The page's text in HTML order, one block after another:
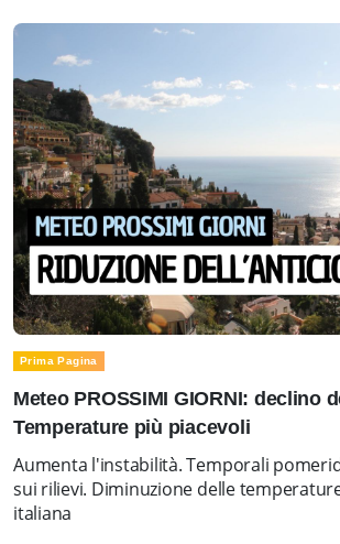
Prima Pagina
Meteo PROSSIMI GIORNI: declino
Temperature più piacevoli
Aumenta l'instabilità. Temporali
sui rilievi. Diminuzione delle
italiana